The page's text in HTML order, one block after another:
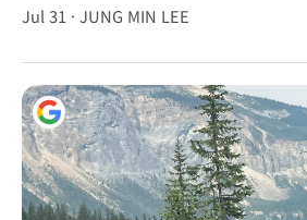
Jul 31 · JUNG MIN LEE